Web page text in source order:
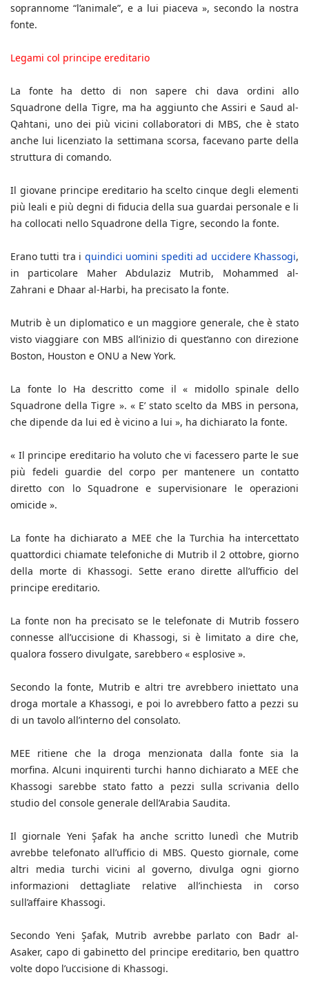
soprannome “l’animale”, e a lui piaceva », secondo la nostra
fonte.
Legami col principe ereditario
La fonte ha detto di non sapere chi dava ordini allo
Squadrone della Tigre, ma ha aggiunto che Assiri e Saud al-
Qahtani, uno dei più vicini collaboratori di MBS, che è stato
anche lui licenziato la settimana scorsa, facevano parte della
struttura di comando.
Il giovane principe ereditario ha scelto cinque degli elementi
più leali e più degni di fiducia della sua guardai personale e li
ha collocati nello Squadrone della Tigre, secondo la fonte.
Erano tutti tra i quindici uomini spediti ad uccidere Khassogi,
in particolare Maher Abdulaziz Mutrib, Mohammed al-
Zahrani e Dhaar al-Harbi, ha precisato la fonte.
Mutrib è un diplomatico e un maggiore generale, che è stato
visto viaggiare con MBS all’inizio di quest’anno con direzione
Boston, Houston e ONU a New York.
La fonte lo Ha descritto come il « midollo spinale dello
Squadrone della Tigre ». « E’ stato scelto da MBS in persona,
che dipende da lui ed è vicino a lui », ha dichiarato la fonte.
« Il principe ereditario ha voluto che vi facessero parte le sue
più fedeli guardie del corpo per mantenere un contatto
diretto con lo Squadrone e supervisionare le operazioni
omicide ».
La fonte ha dichiarato a MEE che la Turchia ha intercettato
quattordici chiamate telefoniche di Mutrib il 2 ottobre, giorno
della morte di Khassogi. Sette erano dirette all’ufficio del
principe ereditario.
La fonte non ha precisato se le telefonate di Mutrib fossero
connesse all’uccisione di Khassogi, si è limitato a dire che,
qualora fossero divulgate, sarebbero « esplosive ».
Secondo la fonte, Mutrib e altri tre avrebbero iniettato una
droga mortale a Khassogi, e poi lo avrebbero fatto a pezzi su
di un tavolo all’interno del consolato.
MEE ritiene che la droga menzionata dalla fonte sia la
morfina. Alcuni inquirenti turchi hanno dichiarato a MEE che
Khassogi sarebbe stato fatto a pezzi sulla scrivania dello
studio del console generale dell’Arabia Saudita.
Il giornale Yeni Şafak ha anche scritto lunedì che Mutrib
avrebbe telefonato all’ufficio di MBS. Questo giornale, come
altri media turchi vicini al governo, divulga ogni giorno
informazioni dettagliate relative all’inchiesta in corso
sull’affaire Khassogi.
Secondo Yeni Şafak, Mutrib avrebbe parlato con Badr al-
Asaker, capo di gabinetto del principe ereditario, ben quattro
volte dopo l’uccisione di Khassogi.